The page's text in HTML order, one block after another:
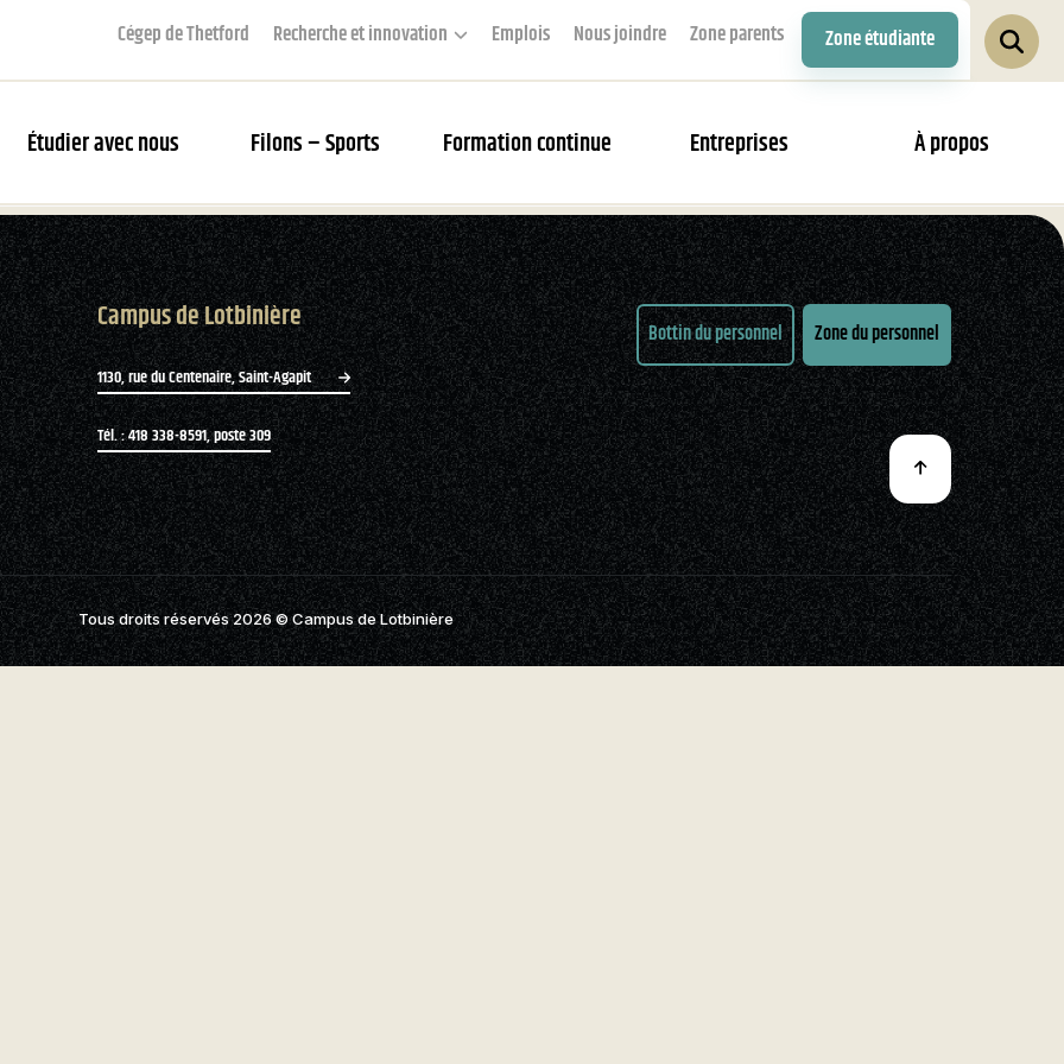
Cégep de Thetford Recherche et innovation Emplois Nous joindre Zone parents Zone étudiante
Étudier avec nous Filons – Sports Formation continue Entreprises À propos
des Filons
des matchs et webdiffusion
Filons
questions
Campus de Lotbinière
1130, rue du Centenaire, Saint-Agapit
Tél. : 418 338-8591, poste 309
Bottin du personnel Zone du personnel
Tous droits réservés 2026© Campus de Lotbinière